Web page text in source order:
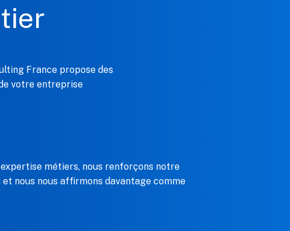
France propose des
votre entreprise
métiers, nous renforçons notre
nous nous affirmons davantage comme